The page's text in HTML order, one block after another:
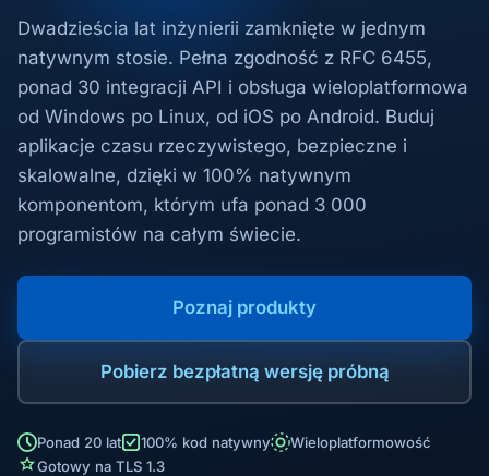
Dwadzieścia lat inżynierii zamknięte w jednym
natywnym stosie. Pełna zgodność z RFC 6455,
ponad 30 integracji API i obsługa wieloplatformowa
od Windows po Linux, od iOS po Android. Buduj
aplikacje czasu rzeczywistego, bezpieczne i
skalowalne, dzięki w 100% natywnym
komponentom, którym ufa ponad 3 000
programistów na całym świecie.
Poznaj produkty
Pobierz bezpłatną wersję próbną
Ponad 20 lat 100% kod natywny
Wieloplatformowość
Gotowy na TLS 1.3